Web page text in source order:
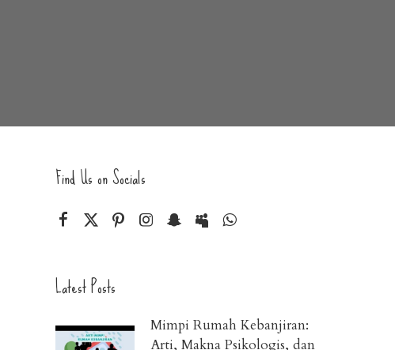
Find Us on Socials
Latest Posts
Mimpi Rumah Kebanjiran:
Arti, Makna Psikologis, dan